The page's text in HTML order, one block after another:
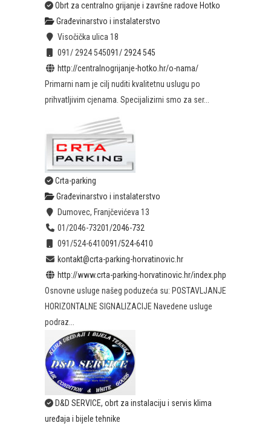
Obrt za centralno grijanje i završne radove Hotko
Građevinarstvo i instalaterstvo
Visočička ulica 18
091/ 2924 545091/ 2924 545
http://centralnogrijanje-hotko.hr/o-nama/
Primarni nam je cilj nuditi kvalitetnu uslugu po
prihvatljivim cjenama. Specijalizirni smo za ser...
Crta-parking
Građevinarstvo i instalaterstvo
Dumovec, Franjčevićeva 13
01/2046-73201/2046-732
091/524-6410091/524-6410
kontakt@crta-parking-horvatinovic.hr
http://www.crta-parking-horvatinovic.hr/index.php
Osnovne usluge našeg poduzeća su: POSTAVLJANJE
HORIZONTALNE SIGNALIZACIJE Navedene usluge
podraz...
D&D SERVICE, obrt za instalaciju i servis klima
uređaja i bijele tehnike